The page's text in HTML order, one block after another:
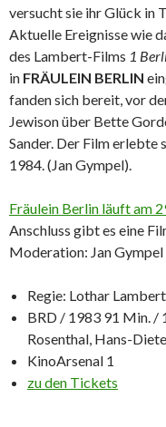
versucht sie ihr Glück in
Aktuelle Ereignisse wie
des Lambert-Films 1
in FRÄULEIN BERLIN
fanden sich bereit, vor
Jewison über Bette
Sander. Der Film erlebte
1984. (Jan Gympel).
Fräulein Berlin läuft am
Anschluss gibt es eine
Moderation: Jan Gympel
Regie: Lothar Lambert
BRD / 1983 91 Min. /
Rosenthal, Hans-
KinoArsenal 1
zu den Tickets